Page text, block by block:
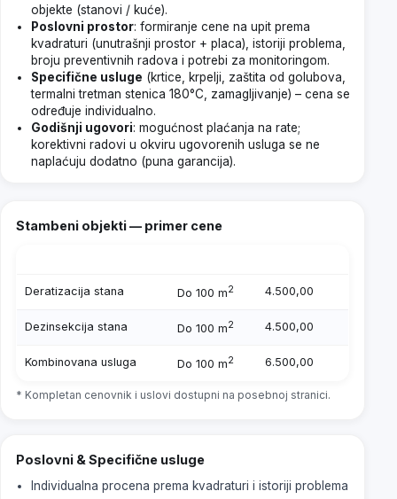
objekte (stanovi / kuće).
Poslovni prostor: formiranje cene na upit prema
kvadraturi (unutrašnji prostor + placa), istoriji problema,
broju preventivnih radova i potrebi za monitoringom.
Specifične usluge (krtice, krpelji, zaštita od golubova,
termalni tretman stenica 180°C, zamagljivanje) – cena se
određuje individualno.
Godišnji ugovori: mogućnost plaćanja na rate;
korektivni radovi u okviru ugovorenih usluga se ne
naplaćuju dodatno (puna garancija).
Stambeni objekti — primer cene
Deratizacija stana Do 100 m2 4.500,00
Dezinsekcija stana Do 100 m2 4.500,00
Kombinovana usluga Do 100 m2 6.500,00
* Kompletan cenovnik i uslovi dostupni na posebnoj stranici.
Poslovni & Specifične usluge
Individualna procena prema kvadraturi i istoriji problema